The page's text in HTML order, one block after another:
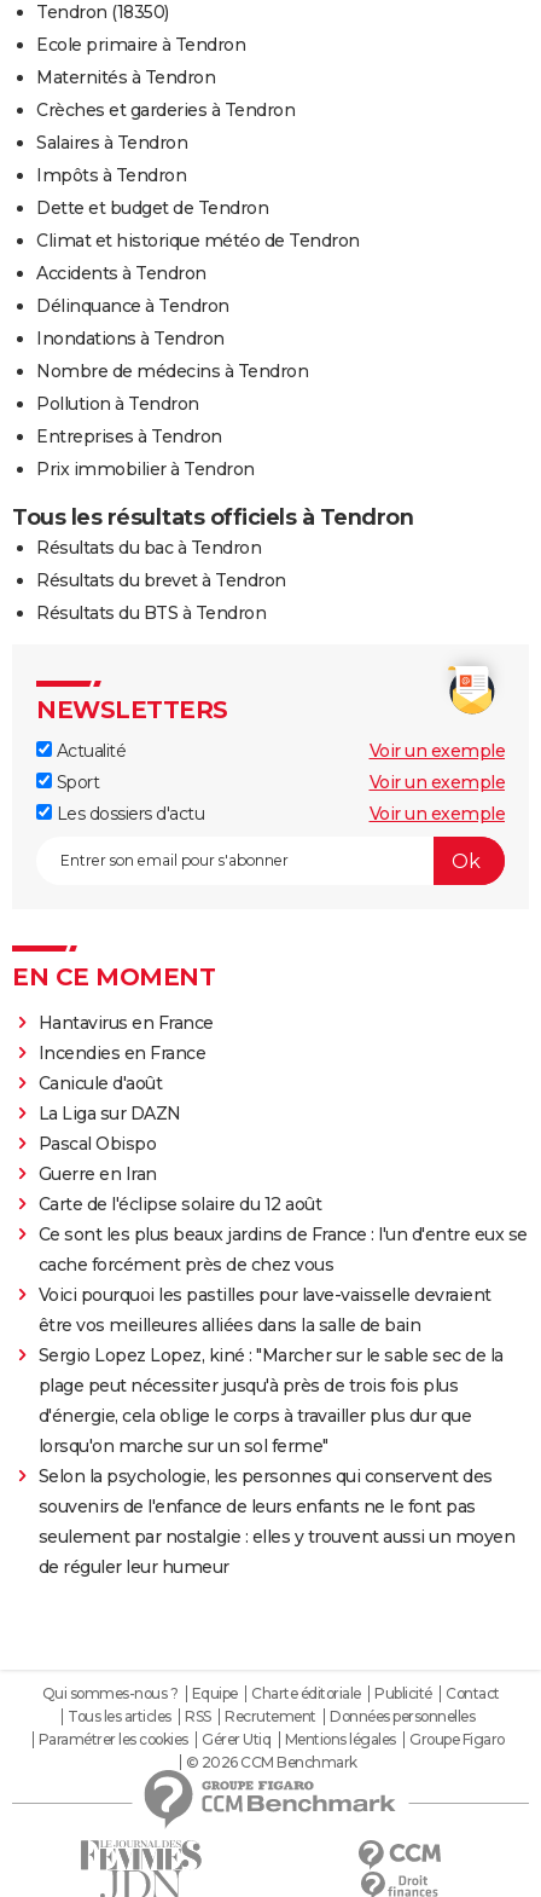
Tendron (18350)
Ecole primaire à Tendron
Maternités à Tendron
Crèches et garderies à Tendron
Salaires à Tendron
Impôts à Tendron
Dette et budget de Tendron
Climat et historique météo de Tendron
Accidents à Tendron
Délinquance à Tendron
Inondations à Tendron
Nombre de médecins à Tendron
Pollution à Tendron
Entreprises à Tendron
Prix immobilier à Tendron
Tous les résultats officiels à Tendron
Résultats du bac à Tendron
Résultats du brevet à Tendron
Résultats du BTS à Tendron
NEWSLETTERS
Actualité
Voir un exemple
Sport
Voir un exemple
Les dossiers d'actu
Voir un exemple
EN CE MOMENT
Hantavirus en France
Incendies en France
Canicule d'août
La Liga sur DAZN
Pascal Obispo
Guerre en Iran
Carte de l'éclipse solaire du 12 août
Ce sont les plus beaux jardins de France : l'un d'entre eux se
cache forcément près de chez vous
Voici pourquoi les pastilles pour lave-vaisselle devraient
être vos meilleures alliées dans la salle de bain
Sergio Lopez Lopez, kiné : "Marcher sur le sable sec de la
plage peut nécessiter jusqu'à près de trois fois plus
d'énergie, cela oblige le corps à travailler plus dur que
lorsqu'on marche sur un sol ferme"
Selon la psychologie, les personnes qui conservent des
souvenirs de l'enfance de leurs enfants ne le font pas
seulement par nostalgie : elles y trouvent aussi un moyen
de réguler leur humeur
Qui sommes-nous ? Equipe Charte éditoriale Publicité
Contact
Tous les articles
RSS Recrutement
Données personnelles
Paramétrer les cookies
Gérer Utiq Mentions légales
Groupe Figaro
© 2026 CCM Benchmark